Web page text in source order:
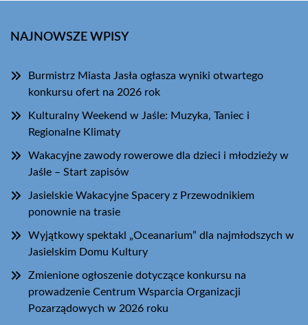
NAJNOWSZE WPISY
Burmistrz Miasta Jasła ogłasza wyniki otwartego
konkursu ofert na 2026 rok
Kulturalny Weekend w Jaśle: Muzyka, Taniec i
Regionalne Klimaty
Wakacyjne zawody rowerowe dla dzieci i młodzieży w
Jaśle – Start zapisów
Jasielskie Wakacyjne Spacery z Przewodnikiem
ponownie na trasie
Wyjątkowy spektakl „Oceanarium” dla najmłodszych w
Jasielskim Domu Kultury
Zmienione ogłoszenie dotyczące konkursu na
prowadzenie Centrum Wsparcia Organizacji
Pozarządowych w 2026 roku